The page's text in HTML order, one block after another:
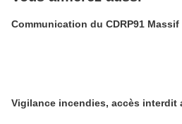
Communication du CDRP91
Vigilance incendies, accès interdit